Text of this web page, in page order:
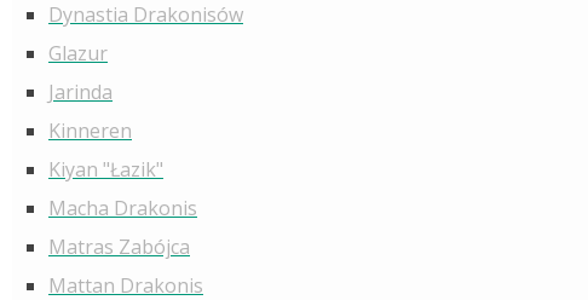
Dynastia Drakonisów
Glazur
Jarinda
Kinneren
Kiyan "Łazik"
Macha Drakonis
Matras Zabójca
Mattan Drakonis